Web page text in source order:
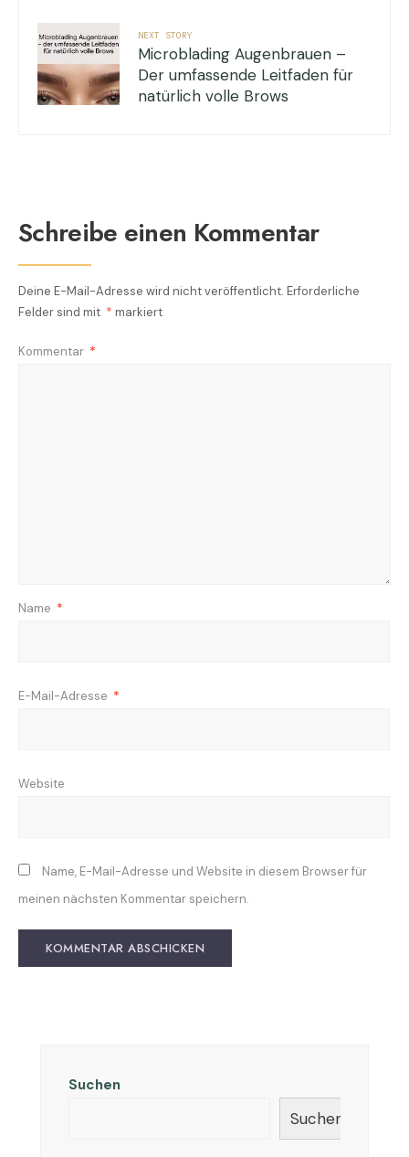
NEXT STORY
Microblading Augenbrauen –
Der umfassende Leitfaden für
natürlich volle Brows
Schreibe einen Kommentar
Deine E-Mail-Adresse wird nicht veröffentlicht. Erforderliche
Felder sind mit * markiert
Kommentar *
Name *
E-Mail-Adresse *
Website
Name, E-Mail-Adresse und Website in diesem Browser für
meinen nächsten Kommentar speichern.
Suchen
Suchen